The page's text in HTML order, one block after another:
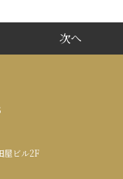
次へ
屋ビル2F